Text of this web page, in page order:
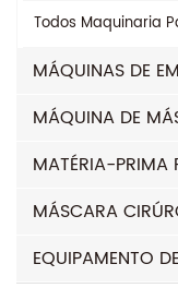
Todos Maquinaria
MÁQUINAS DE
MÁQUINA DE
MATÉRIA-PRIMA
MÁSCARA
EQUIPAMENTO